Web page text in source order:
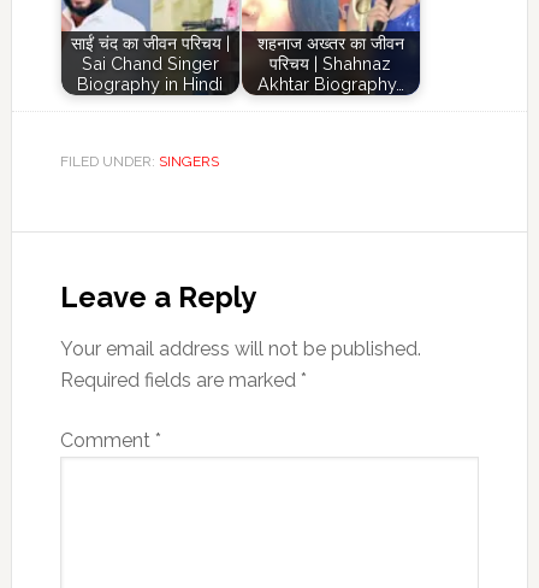
साईं चंद का जीवन परिचय |
Sai Chand Singer
Biography in Hindi
शहनाज अख्तर का जीवन
परिचय | Shahnaz
Akhtar Biography…
FILED UNDER: SINGERS
Interactions
Leave a Reply
Your email address will not be published.
Required fields are marked *
Comment *